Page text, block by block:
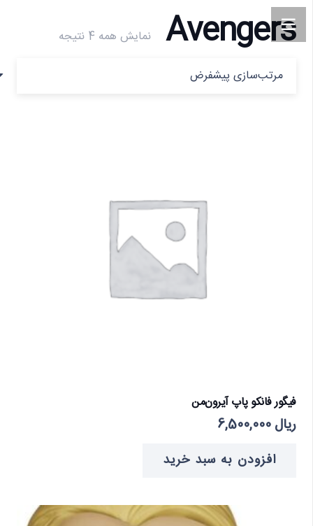
Avengers نمایش همه 4 نتیجه
فیگور فانکو پاپ آیرون‌من
ریال
افزودن به سبد خرید